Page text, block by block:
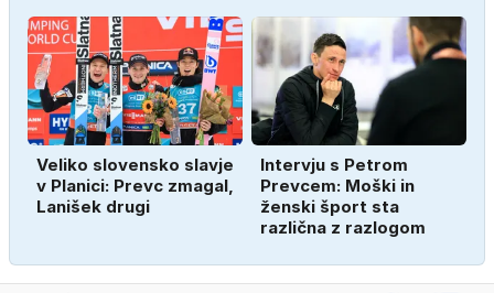
Veliko slovensko slavje
v Planici: Prevc zmagal,
Lanišek drugi
Intervju s Petrom
Prevcem: Moški in
ženski šport sta
različna z razlogom